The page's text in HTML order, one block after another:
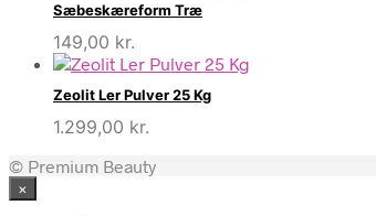
Sæbeskæreform Træ
149,00 kr.
Zeolit Ler Pulver 25 Kg
1.299,00 kr.
© Premium Beauty
×